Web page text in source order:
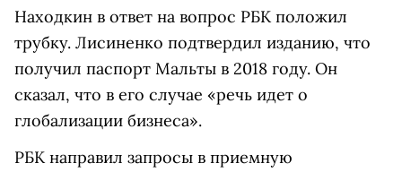
Находкин в ответ на вопрос РБК положил
трубку. Лисиненко подтвердил изданию, что
получил паспорт Мальты в 2018 году. Он
сказал, что в его случае «речь идет о
глобализации бизнеса».
РБК направил запросы в приемную